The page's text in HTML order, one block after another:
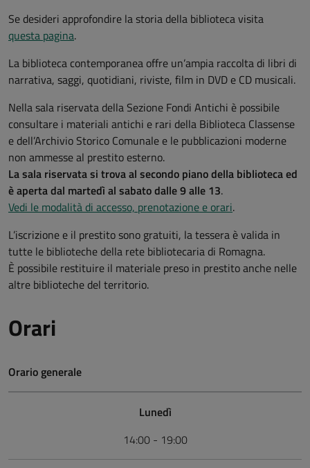
Se desideri approfondire la storia della biblioteca visita
questa pagina.
La biblioteca contemporanea offre un’ampia raccolta di libri di
narrativa, saggi, quotidiani, riviste, film in DVD e CD musicali.
Nella sala riservata della Sezione Fondi Antichi è possibile
consultare i materiali antichi e rari della Biblioteca Classense
e dell’Archivio Storico Comunale e le pubblicazioni moderne
non ammesse al prestito esterno.
La sala riservata si trova al secondo piano della biblioteca ed
è aperta dal martedì al sabato dalle 9 alle 13.
Vedi le modalità di accesso, prenotazione e orari.
L’iscrizione e il prestito sono gratuiti, la tessera è valida in
tutte le biblioteche della rete bibliotecaria di Romagna.
È possibile restituire il materiale preso in prestito anche nelle
altre biblioteche del territorio.
Orari
Orario generale
Lunedì
14:00 - 19:00